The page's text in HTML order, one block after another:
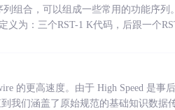
组合，可以组成一些常用的功能序列
义为：三个RST-1 K代码，后跟一个
的更高速度。由于 High Speed 是
我们涵盖了原始规范的基础知识数据